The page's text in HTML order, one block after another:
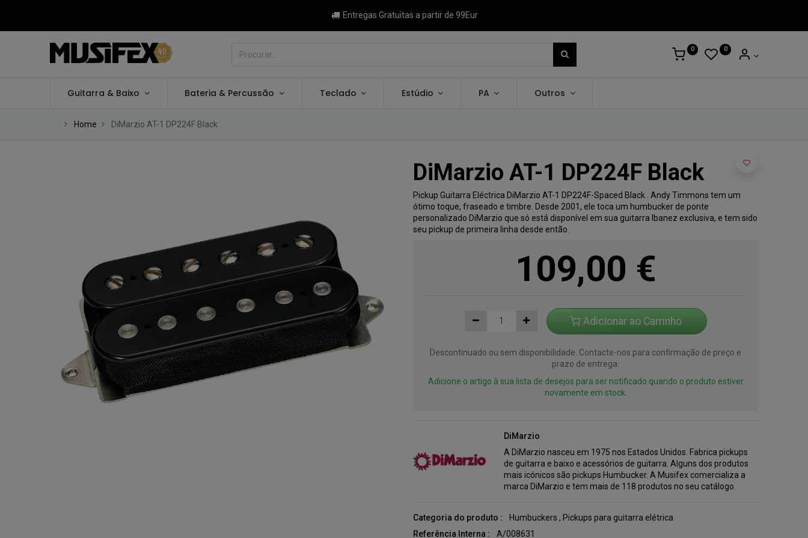
Entregas Gratuitas a partir de 99Eur
0 0
Guitarra & Baixo Bateria & Percussão Teclado Estúdio PA Outros
Home DiMarzio AT-1 DP224F Black
DiMarzio AT-1 DP224F Black
Pickup Guitarra Eléctrica DiMarzio AT-1 DP224F-Spaced Black . Andy Timmons tem um
ótimo toque, fraseado e timbre. Desde 2001, ele toca um humbucker de ponte
personalizado DiMarzio que só está disponível em sua guitarra Ibanez exclusiva, e tem sido
seu pickup de primeira linha desde então.
109,00 €
Adicionar ao Carrinho
Descontinuado ou sem disponibilidade. Contacte-nos para confirmação de preço e
prazo de entrega.
Adicione o artigo à sua lista de desejos para ser notificado quando o produto estiver
novamente em stock.
DiMarzio
A DiMarzio nasceu em 1975 nos Estados Unidos. Fabrica pickups
de guitarra e baixo e acessórios de guitarra. Alguns dos produtos
mais icónicos são pickups Humbucker. A Musifex comercializa a
marca DiMarzio e tem mais de 118 produtos no seu catálogo.
Categoria do produto : Humbuckers , Pickups para guitarra elétrica
Referência Interna :
A/008631